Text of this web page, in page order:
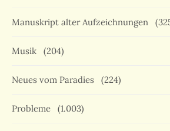
Manuskript alter Aufzeichnungen
Musik (204)
Neues vom Paradies (224)
Probleme (1.003)